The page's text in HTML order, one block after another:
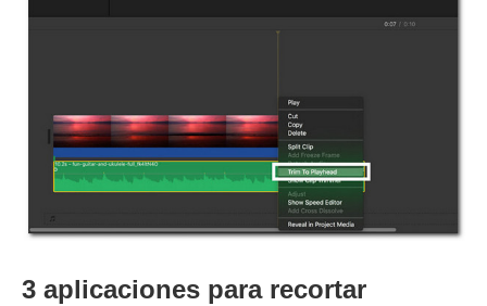
3 aplicaciones para recortar